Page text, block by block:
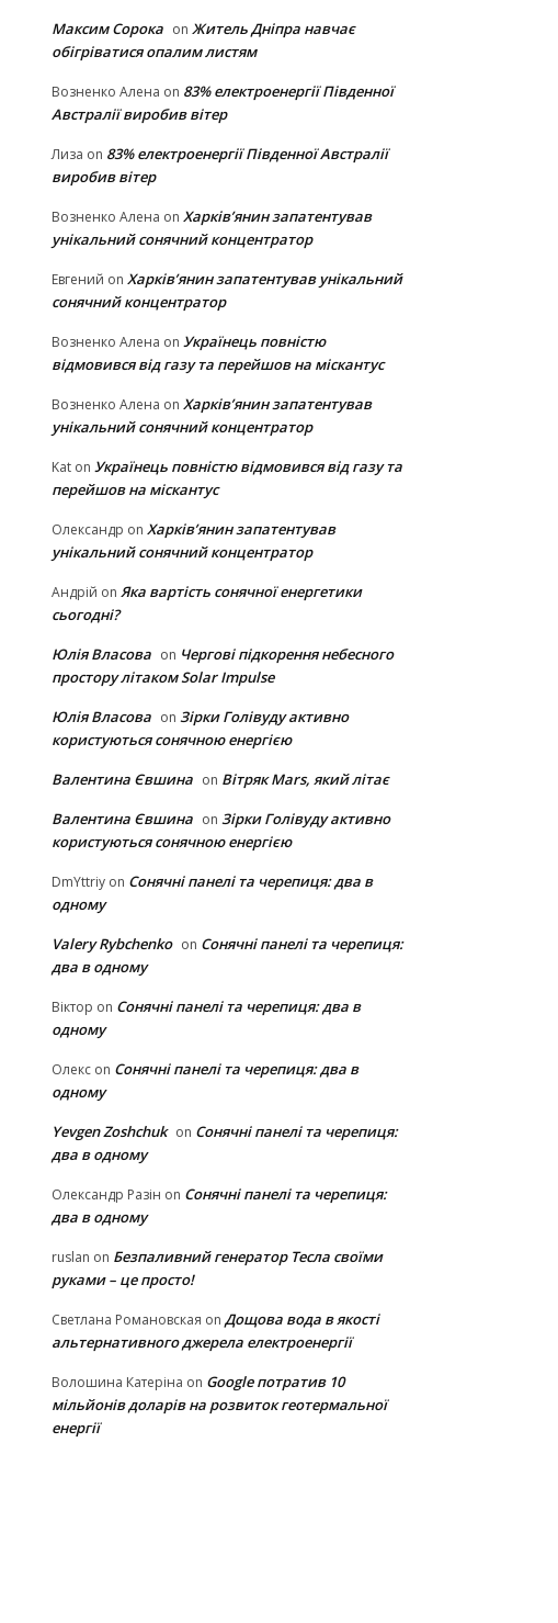
Максим Сорока on Житель Дніпра навчає
обігріватися опалим листям
Возненко Алена on 83% електроенергії Південної
Австралії виробив вітер
Лиза on 83% електроенергії Південної Австралії
виробив вітер
Возненко Алена on Харків’янин запатентував
унікальний сонячний концентратор
Евгений on Харків’янин запатентував унікальний
сонячний концентратор
Возненко Алена on Українець повністю
відмовився від газу та перейшов на міскантус
Возненко Алена on Харків’янин запатентував
унікальний сонячний концентратор
Kat on Українець повністю відмовився від газу та
перейшов на міскантус
Олександр on Харків’янин запатентував
унікальний сонячний концентратор
Андрій on Яка вартість сонячної енергетики
сьогодні?
Юлія Власова on Чергові підкорення небесного
простору літаком Solar Impulse
Юлія Власова on Зірки Голівуду активно
користуються сонячною енергією
Валентина Євшина on Вітряк Mars, який літає
Валентина Євшина on Зірки Голівуду активно
користуються сонячною енергією
DmYttriy on Сонячні панелі та черепиця: два в
одному
Valery Rybchenko on Сонячні панелі та черепиця:
два в одному
Віктор on Сонячні панелі та черепиця: два в
одному
Олекс on Сонячні панелі та черепиця: два в
одному
Yevgen Zoshchuk on Сонячні панелі та черепиця:
два в одному
Олександр Разін on Сонячні панелі та черепиця:
два в одному
ruslan on Безпаливний генератор Тесла своїми
руками – це просто!
Светлана Романовская on Дощова вода в якості
альтернативного джерела електроенергії
Волошина Катеріна on Google потратив 10
мільйонів доларів на розвиток геотермальної
енергії